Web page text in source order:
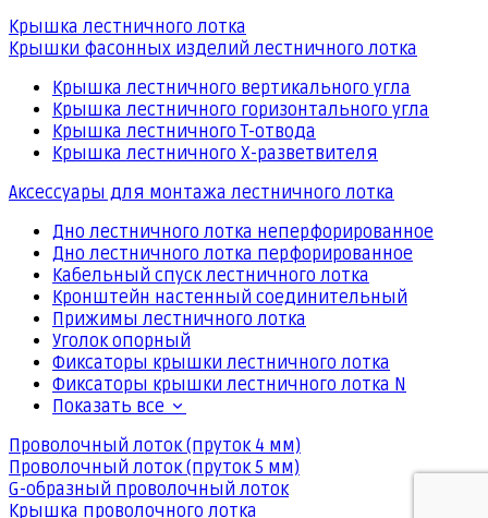
Крышка лестничного лотка
Крышки фасонных изделий лестничного лотка
Крышка лестничного вертикального угла
Крышка лестничного горизонтального угла
Крышка лестничного Т-отвода
Крышка лестничного Х-разветвителя
Аксессуары для монтажа лестничного лотка
Дно лестничного лотка неперфорированное
Дно лестничного лотка перфорированное
Кабельный спуск лестничного лотка
Кронштейн настенный соединительный
Прижимы лестничного лотка
Уголок опорный
Фиксаторы крышки лестничного лотка
Фиксаторы крышки лестничного лотка N
Показать все
Проволочный лоток (пруток 4 мм)
Проволочный лоток (пруток 5 мм)
G-образный проволочный лоток
Крышка проволочного лотка